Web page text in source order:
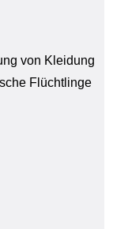
von Kleidung
Flüchtlinge